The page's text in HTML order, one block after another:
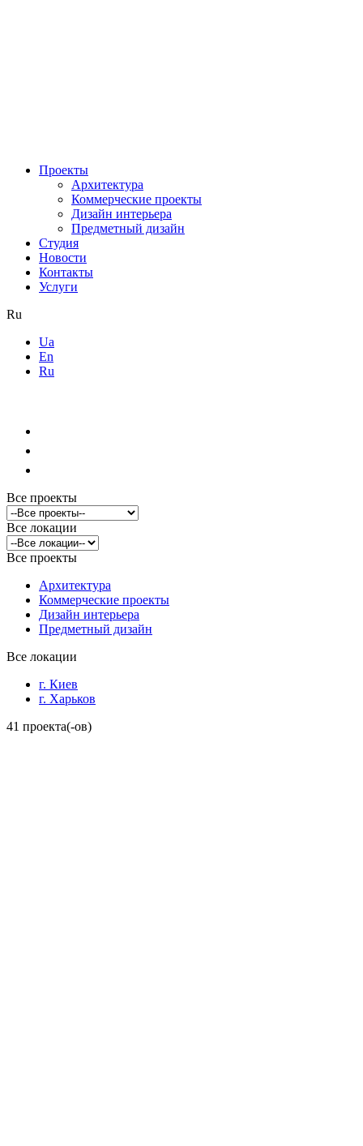
Проекты
Архитектура
Коммерческие проекты
Дизайн интерьера
Предметный дизайн
Студия
Новости
Контакты
Услуги
Ru
Ua
En
Ru
Все проекты
Все локации
Все проекты
Архитектура
Коммерческие проекты
Дизайн интерьера
Предметный дизайн
Все локации
г. Киев
г. Харьков
41 проекта(-ов)